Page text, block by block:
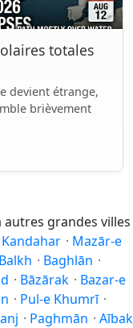
totales
devient étrange,
brièvement
grandes villes
Kandahar · Mazār-e
Balkh · Baghlān ·
· Bāzārak · Bazar-e
· Pul-e Khumrī ·
· Paghmān · Aībak